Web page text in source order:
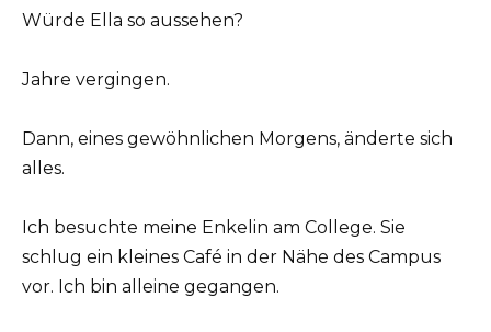
Würde Ella so aussehen?
Jahre vergingen.
Dann, eines gewöhnlichen Morgens, änderte sich
alles.
Ich besuchte meine Enkelin am College. Sie
schlug ein kleines Café in der Nähe des Campus
vor. Ich bin alleine gegangen.